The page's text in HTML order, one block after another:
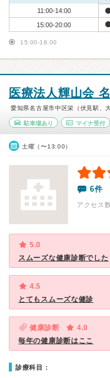
11:00-14:00
15:00-20:00
15:00-18:00
医療法人輝山会
愛知県名古屋市中区栄（伏見駅、
駐車場あり マイナ受付
土曜（〜13:00）
6件
アクセス
5.0
スムーズな健康診断でした
4.5
とてもスムーズな健診
健康診断
4.0
毎年の健康診断はここ
診療科目：